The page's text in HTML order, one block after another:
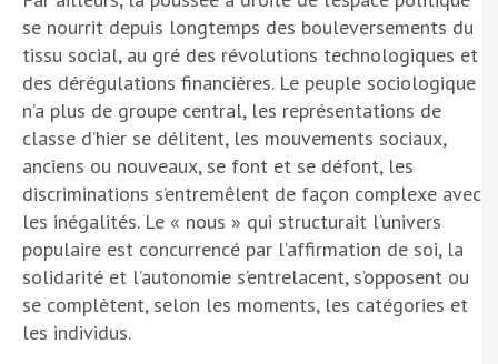
se nourrit depuis longtemps des bouleversements du
tissu social, au gré des révolutions technologiques et
des dérégulations financières. Le peuple sociologique
n’a plus de groupe central, les représentations de
classe d’hier se délitent, les mouvements sociaux,
anciens ou nouveaux, se font et se défont, les
discriminations s’entremêlent de façon complexe avec
les inégalités. Le « nous » qui structurait l’univers
populaire est concurrencé par l’affirmation de soi, la
solidarité et l’autonomie s’entrelacent, s’opposent ou
se complètent, selon les moments, les catégories et
les individus.